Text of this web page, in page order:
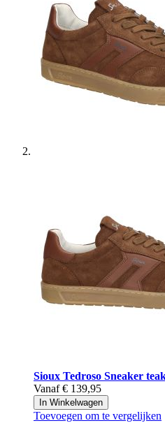
Sioux Tedroso Sneaker
Vanaf € 139,95
In Winkelwagen
Toevoegen om te vergelijken